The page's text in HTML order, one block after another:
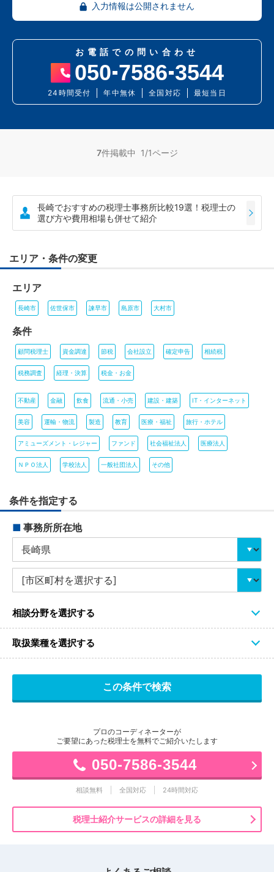
入力情報は公開されません
お電話での問い合わせ
050 7586 3544
24時間受付 年中無休 全国対応 最短当日
7件掲載中 1/1ページ
長崎でおすすめの税理士事務所比較19選！税理士の
選び方や費用相場も併せて紹介
エリア・条件の変更
エリア
長崎市 佐世保市 諫早市 島原市 大村市
条件
顧問税理士 資金調達 節税 会社設立 確定申告 相続税
税務調査 経理・決算 税金・お金
不動産 金融 飲食 流通・小売 建設・建築 IT・インターネット
美容 運輸・物流 製造 教育 医療・福祉 旅行・ホテル
アミューズメント・レジャー ファンド 社会福祉法人 医療法人
ＮＰＯ法人 学校法人 一般社団法人 その他
条件を指定する
■ 事務所所在地
相談分野を選択する
取扱業種を選択する
プロのコーディネーターが
ご要望にあった税理士を無料でご紹介いたします
050-7586-3544
相談無料 全国対応 24時間対応
税理士紹介サービスの詳細を見る